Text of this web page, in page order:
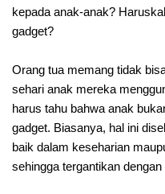
kepada anak-anak?
gadget?
Orang tua memang tidak
sehari anak mereka
harus tahu bahwa anak
gadget. Biasanya, hal ini
baik dalam keseharian
sehingga tergantikan